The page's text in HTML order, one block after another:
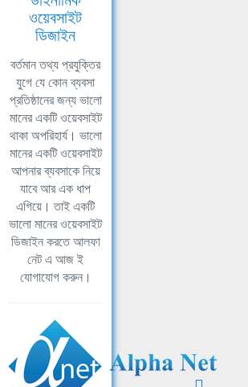
ওয়েবসাইট
ডিজাইন
বর্তমান তথ্য প্রযুক্তির
যুগে যে কোন ব্যবসা
প্রতিষ্ঠানের জন্য ভালো
মানের একটি ওয়েবসাইট
থাকা অপরিহার্য। ভালো
মানের একটি ওয়েবসাইট
আপনার ব্যবসাকে নিয়ে
যাবে আর এক ধাপ
এগিয়ে। তাই একটি
ভালো মানের ওয়েবসাইট
ডিজাইন করতে আলফা
নেট এ আজ ই
যোগাযোগ করুন।